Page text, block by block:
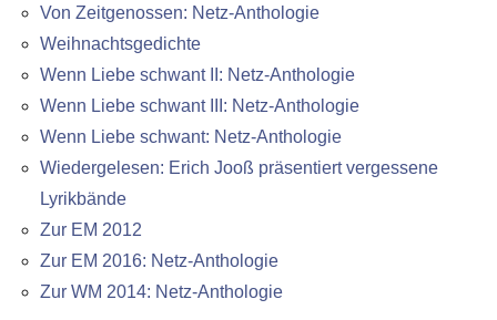
Von Zeitgenossen: Netz-Anthologie
Weihnachtsgedichte
Wenn Liebe schwant II: Netz-Anthologie
Wenn Liebe schwant III: Netz-Anthologie
Wenn Liebe schwant: Netz-Anthologie
Wiedergelesen: Erich Jooß präsentiert vergessene
Lyrikbände
Zur EM 2012
Zur EM 2016: Netz-Anthologie
Zur WM 2014: Netz-Anthologie